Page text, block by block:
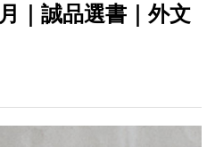
｜誠品選書｜外文